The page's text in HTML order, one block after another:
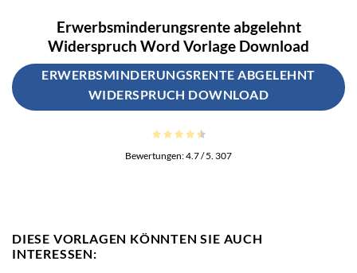
Erwerbsminderungsrente abgelehnt
Widerspruch Word Vorlage Download
ERWERBSMINDERUNGSRENTE ABGELEHNT
WIDERSPRUCH DOWNLOAD
Bewertungen:4.7/ 5. 307
DIESE VORLAGEN KÖNNTEN SIE AUCH
INTERESSEN: